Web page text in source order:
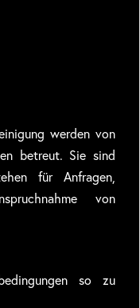
werden von
betreut. Sie sind
für Anfragen,
von
so zu